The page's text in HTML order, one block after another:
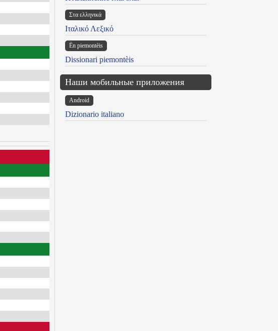
Στα ελληνικά
Ιταλικό Λεξικό
Ën piemontèis
Dissionari piemontèis
Наши мобильные приложения
Android
Dizionario italiano